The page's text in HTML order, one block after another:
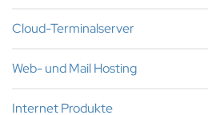
Cloud-Terminalserver
Web- und Mail Hosting
Internet Produkte